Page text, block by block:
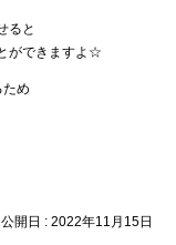
ると
ができますよ☆
め
公開日 :2022年11月15日